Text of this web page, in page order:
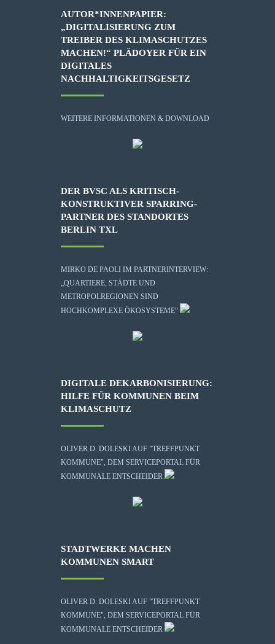
AUTOR*INNENPAPIER:
„DIGITALISIERUNG ZUM
TREIBER DES KLIMASCHUTZES
MACHEN!“ PLÄDOYER FÜR EIN
DIGITALES
NACHHALTIGKEITSGESETZ
WEITERE INFORMATIONEN & DOWNLOAD
DER BVSC ALS KRITISCH-
KONSTRUKTIVER SPARRING-
PARTNER DES STANDORTES
BERLIN TXL
MIRKO DE PAOLI IM PARTNERINTERVIEW:
„QUARTIERE, STÄDTE UND
METROPOLREGIONEN SIND
HOCHKOMPLEXE ÖKOSYSTEME“
DIGITALE DEKARBONISIERUNG:
HILFE FÜR KOMMUNEN BEIM
KLIMASCHUTZ
OLIVER D. DOLESKI AUF "TREFFPUNKT
KOMMUNE", DEM SERVICEPORTAL FÜR
KOMMUNALE ENTSCHEIDER
STADTWERKE MACHEN
KOMMUNEN SMART
OLIVER D. DOLESKI AUF "TREFFPUNKT
KOMMUNE", DEM SERVICEPORTAL FÜR
KOMMUNALE ENTSCHEIDER